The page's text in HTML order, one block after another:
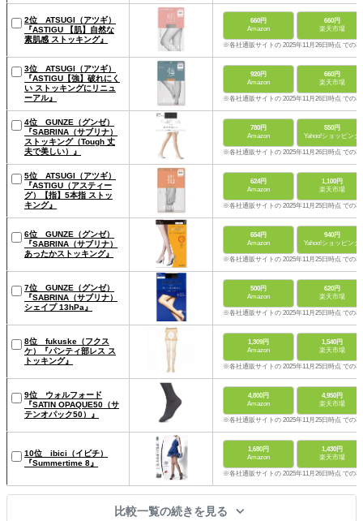
2位 ATSUGI（アツギ）
『ASTIGU 【肌】自然な
素肌感 ストッキング』
660円
Amazon
660円
楽天市場
※各社通販サイトの 2025年11月26日時点 での
3位 ATSUGI（アツギ）
『ASTIGU【強】破れにく
い ストッキングにリニュ
ーアル』
920円
Amazon
660円
楽天市場
※各社通販サイトの 2025年11月26日時点 での
4位 GUNZE（グンゼ）
『SABRINA（サブリナ）
ストッキング（Tough 丈
夫で美しい）』
780円
Amazon
550円
Yahoo!ショッピング
※各社通販サイトの 2025年11月26日時点 での
5位 ATSUGI（アツギ）
『ASTIGU（アスティー
グ）【指】5本指 ストッ
キング』
624円
Amazon
1,100円
楽天市場
※各社通販サイトの 2025年11月25日時点 での
6位 GUNZE（グンゼ）
『SABRINA（サブリナ）
あったかストッキング』
654円
Amazon
940円
Yahoo!ショッピング
※各社通販サイトの 2025年11月25日時点 での
7位 GUNZE（グンゼ）
『SABRINA（サブリナ）
シェイプ 13hPa』
500円
Amazon
620円
楽天市場
※各社通販サイトの 2025年11月25日時点 での
8位 fukuske（フクス
ケ）『パンティ部レス ス
トッキング』
1,309円
Amazon
1,540円
楽天市場
※各社通販サイトの 2025年11月25日時点 での
9位 ウォルフォード
『SATIN OPAQUE50（サ
テンオパック50）』
4,800円
Amazon
4,950円
楽天市場
※各社通販サイトの 2025年11月25日時点 での
10位 ibici（イビチ）
『Summertime 8』
1,680円
Amazon
1,430円
楽天市場
※各社通販サイトの 2025年11月26日時点 での
比較一覧の続きを見る